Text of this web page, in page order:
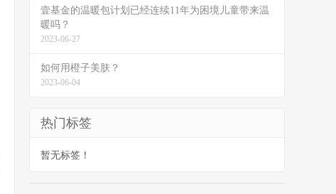
壹基金的温暖包计划已经连续11年为困境儿童带来温
暖吗？
2023-06-27
如何用橙子美肤？
2023-06-04
热门标签
暂无标签！